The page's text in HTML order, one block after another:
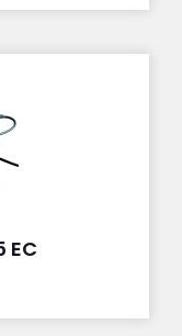
EC